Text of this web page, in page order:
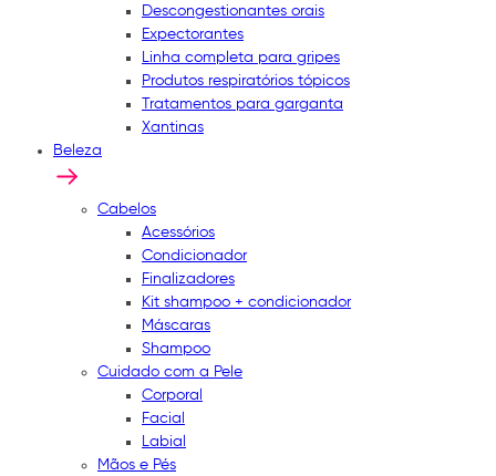
Descongestionantes orais
Expectorantes
Linha completa para gripes
Produtos respiratórios tópicos
Tratamentos para garganta
Xantinas
Beleza
Cabelos
Acessórios
Condicionador
Finalizadores
Kit shampoo + condicionador
Máscaras
Shampoo
Cuidado com a Pele
Corporal
Facial
Labial
Mãos e Pés